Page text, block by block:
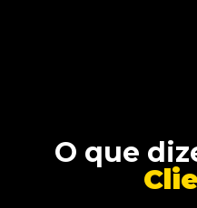
O que